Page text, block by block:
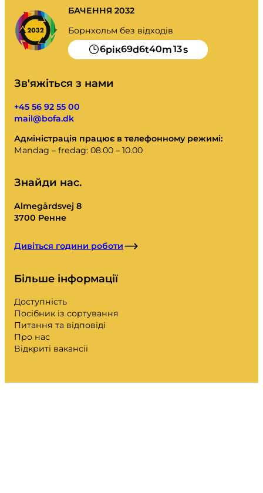
БАЧЕННЯ 2032
Борнхольм без відходів
6рік69d6t40m13s
Зв'яжіться з нами
+45 56 92 55 00
mail@bofa.dk
Адміністрація працює в телефонному режимі:
Mandag – fredag: 08.00 – 10.00
Знайди нас.
Almegårdsvej 8
3700 Ренне
Дивіться години роботи
Більше інформації
Доступність
Посібник із сортування
Питання та відповіді
Про нас
Відкриті вакансії